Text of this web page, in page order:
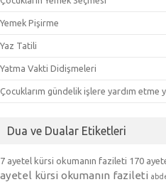
Yemek Pişirme
Yaz Tatili
Yatma Vakti Didişmeleri
Çocuklarım gündelik işlere yardım etme
Dua ve Dualar Etiketleri
7 ayetel kürsi okumanın fazileti 170
ayetel kürsi okumanın fazileti